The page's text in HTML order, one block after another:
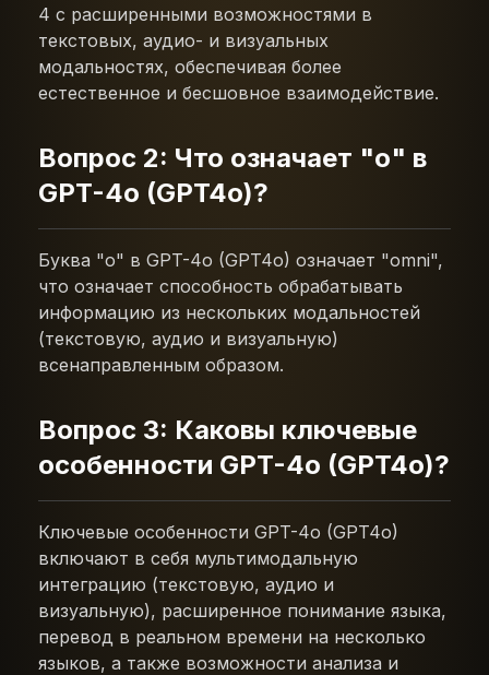
4 с расширенными возможностями в
текстовых, аудио- и визуальных
модальностях, обеспечивая более
естественное и бесшовное взаимодействие.
Вопрос 2: Что означает "о" в
GPT-4o (GPT4o)?
Буква "o" в GPT-4o (GPT4o) означает "omni",
что означает способность обрабатывать
информацию из нескольких модальностей
(текстовую, аудио и визуальную)
всенаправленным образом.
Вопрос 3: Каковы ключевые
особенности GPT-4o (GPT4o)?
Ключевые особенности GPT-4o (GPT4o)
включают в себя мультимодальную
интеграцию (текстовую, аудио и
визуальную), расширенное понимание языка,
перевод в реальном времени на несколько
языков, а также возможности анализа и